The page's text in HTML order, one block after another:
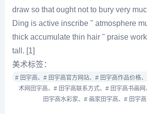
draw so that ought not to bury very
Ding is active inscribe " atmosphere
thick accumulate thin hair " praise
tall. [1]
美术标签：
# 田宇高、 # 田宇高官方网站、 # 田宇高作品价格、
术网田宇高、 # 田宇高联系方式、 # 田宇高书画网
田宇高水彩家、 # 画家田宇高、 # 田宇高